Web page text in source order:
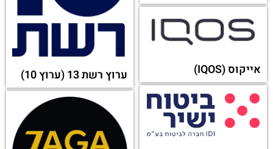
אייקוס (IQOS) ערוץ רשת 13 (ערוץ 10)